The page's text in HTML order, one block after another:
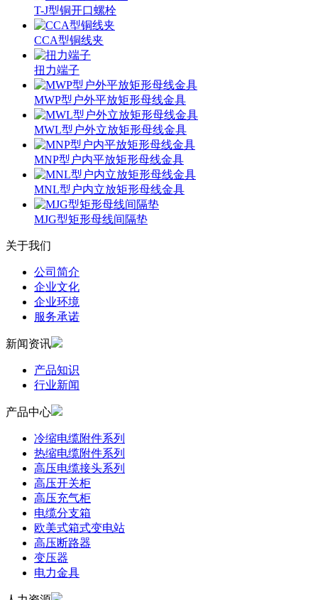
T-J型铜开口螺栓
CCA型铜线夹
扭力端子
MWP型户外平放矩形母线金具
MWL型户外立放矩形母线金具
MNP型户内平放矩形母线金具
MNL型户内立放矩形母线金具
MJG型矩形母线间隔垫
关于我们
公司简介
企业文化
企业环境
服务承诺
新闻资讯
产品知识
行业新闻
产品中心
冷缩电缆附件系列
热缩电缆附件系列
高压电缆接头系列
高压开关柜
高压充气柜
电缆分支箱
欧美式箱式变电站
高压断路器
变压器
电力金具